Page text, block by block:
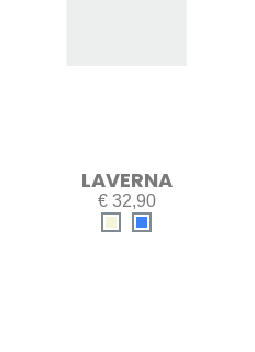
LAVERNA
€ 32,90